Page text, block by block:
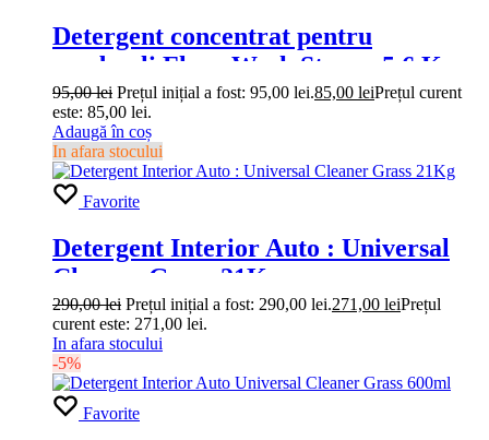
Detergent concentrat pentru
pardoseli Floor Wash Strong 5.6 Kg
95,00lei Prețul inițial a fost: 95,00 lei.85,00 leiPrețul curent
este: 85,00 lei.
Adaugă în coș
In afara stocului
Favorite
Detergent Interior Auto : Universal
Cleaner Grass 21Kg
290,00lei Prețul inițial a fost: 290,00 lei.271,00 leiPrețul
curent este: 271,00 lei.
In afara stocului
-5%
Favorite